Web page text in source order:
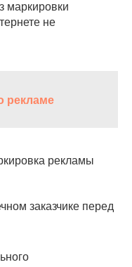
маркировки
не
рекламе
рекламы
заказчике перед